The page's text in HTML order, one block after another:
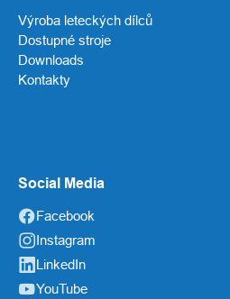
Výroba leteckých dílců
Dostupné stroje
Downloads
Kontakty
Social Media
Facebook
Instagram
LinkedIn
YouTube